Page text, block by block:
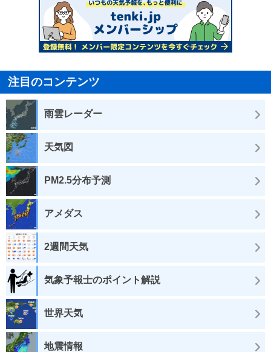
注目のコンテンツ
雨雲レーダー
天気図
PM2.5分布予測
アメダス
2週間天気
気象予報士のポイント解説
世界天気
地震情報